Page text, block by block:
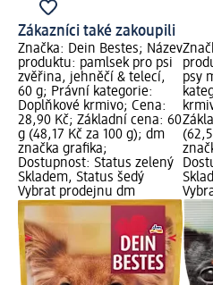
Zákazníci také zakoupili
Značka: Dein Bestes; Název
produktu: pamlsek pro psi
zvěřina, jehněčí & telecí,
60 g; Právní kategorie:
Doplňkové krmivo; Cena:
28,90 Kč; Základní cena: 60
g (48,17 Kč za 100 g); dm
značka grafika;
Dostupnost: Status zelený
Skladem, Status šedý
Vybrat prodejnu dm
psy